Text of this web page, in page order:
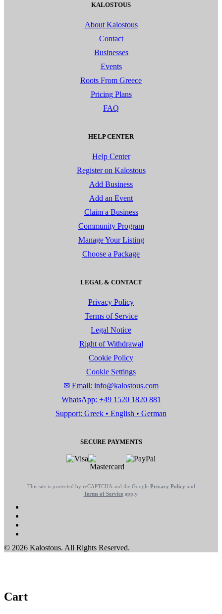
KALOSTOUS
About Kalostous
Contact
Businesses
Events
Roots From Greece
Pricing Plans
FAQ
HELP CENTER
Help Center
Register on Kalostous
Add Business
Add an Event
Claim a Business
Community Program
Manage Your Listing
Choose a Package
LEGAL & CONTACT
Privacy Policy
Terms of Service
Legal Notice
Right of Withdrawal
Cookie Policy
Cookie Settings
✉ Email: info@kalostous.com
WhatsApp: +49 1520 1820 881
Support: Greek • English • German
SECURE PAYMENTS
This site is protected by reCAPTCHA and the Google Privacy Policy and
Terms of Serviceapply.
© 2026 Kalostous. All Rights Reserved.
Cart